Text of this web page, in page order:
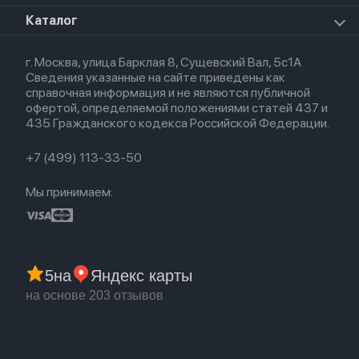
Apple Watch Ultra
Airpods Max
Airpods 2
Airpods (1-е)
AirTag
Для iPhone
Для Apple Watch
О магазине
Политика конфиденциальности
Оплата и доставка
Партнерская программа
Гарантия
Обмен и возврат
Trade-in
Каталог
Новые поступления
Популярное
Акции
г. Москва, улица Барклая 8, Сущевский Вал, 5с1А
Сведения указанные на сайте приведены как
справочная информация и не являются публичной
офертой, определяемой положениями статей 437 и
435 Гражданского кодекса Российской Федерации.
+7 (499) 113-33-50
Мы принимаем:
5на Яндекс карты
на основе 203 отзывов